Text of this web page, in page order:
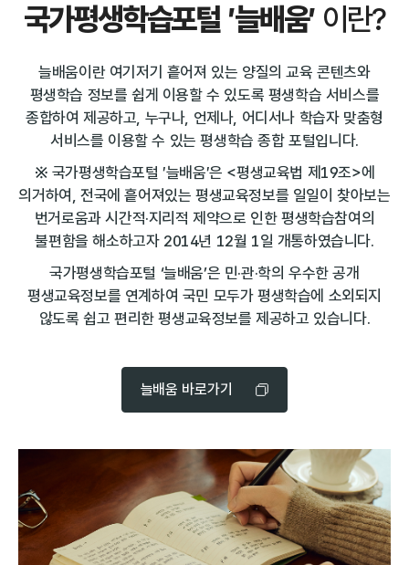
국가평생학습포털 ′늘배움′ 이란?
늘배움이란 여기저기 흩어져 있는 양질의 교육 콘텐츠와
평생학습 정보를 쉽게 이용할 수 있도록 평생학습 서비스를
종합하여 제공하고, 누구나, 언제나, 어디서나 학습자 맞춤형
서비스를 이용할 수 있는 평생학습 종합 포털입니다.
※ 국가평생학습포털 ′늘배움′은 <평생교육법 제19조>에
의거하여, 전국에 흩어져있는 평생교육정보를 일일이 찾아보는
번거로움과 시간적·지리적 제약으로 인한평생학습참여의
불편함을 해소하고자 2014년 12월 1일 개통하였습니다.
국가평생학습포털 ‘늘배움’은 민·관·학의 우수한 공개
평생교육정보를 연계하여 국민 모두가 평생학습에 소외되지
않도록 쉽고 편리한 평생교육정보를 제공하고 있습니다.
늘배움 바로가기